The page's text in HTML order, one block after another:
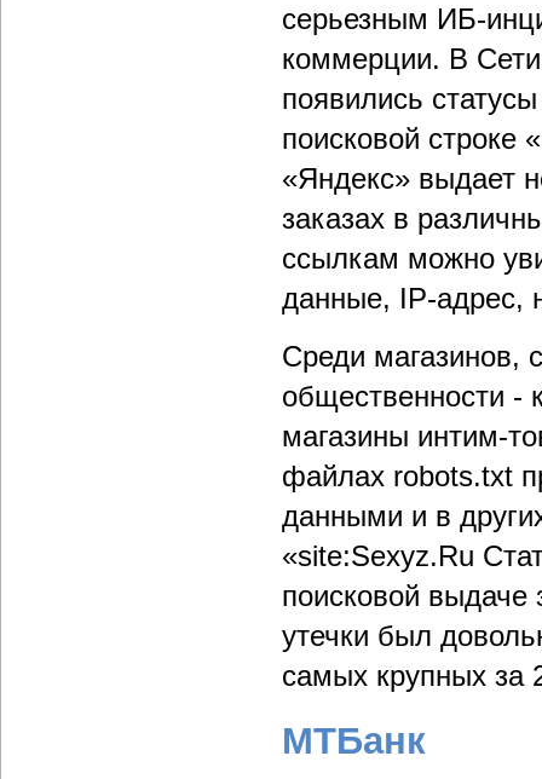
серьезным ИБ-
коммерции. В
появились
поисковой строке
«Яндекс» выдает
заказах в
ссылкам можно
данные, IP-адрес,
Среди магазинов,
общественности
магазины интим-
файлах robots.txt
данными и в
«site:Sexyz.Ru
поисковой выдаче
утечки был
самых крупных за
МТБанк